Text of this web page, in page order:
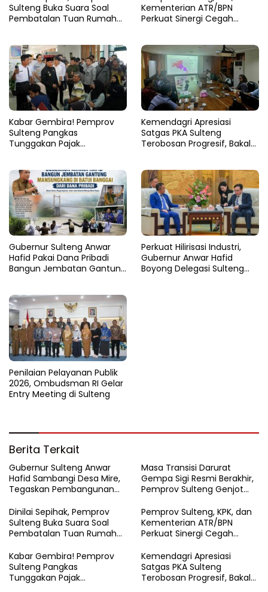
Sulteng Buka Suara Soal
Pembatalan Tuan Rumah
Kementerian ATR/BPN
Perkuat Sinergi Cegah
Kabar Gembira! Pemprov
Sulteng Pangkas
Tunggakan Pajak
Kemendagri Apresiasi
Satgas PKA Sulteng
Terobosan Progresif, Bakal
Gubernur Sulteng Anwar
Hafid Pakai Dana Pribadi
Bangun Jembatan Gantung
Perkuat Hilirisasi Industri,
Gubernur Anwar Hafid
Boyong Delegasi Sulteng
Penilaian Pelayanan Publik
2026, Ombudsman RI Gelar
Entry Meeting di Sulteng
Berita Terkait
Gubernur Sulteng Anwar
Hafid Sambangi Desa Mire,
Tegaskan Pembangunan
Touna
Masa Transisi Darurat
Gempa Sigi Resmi Berakhir,
Pemprov Sulteng Genjot
Dinilai Sepihak, Pemprov
Sulteng Buka Suara Soal
Pembatalan Tuan Rumah
Pemprov Sulteng, KPK, dan
Kementerian ATR/BPN
Perkuat Sinergi Cegah
Kabar Gembira! Pemprov
Sulteng Pangkas
Tunggakan Pajak
Kemendagri Apresiasi
Satgas PKA Sulteng
Terobosan Progresif, Bakal